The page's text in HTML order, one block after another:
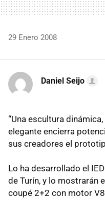
29 Enero 2008
Daniel Seijo
“Una escultura
elegante encierra
sus creadores el
Lo ha desarrollado el
de Turín, y lo mostrarán
coupé 2+2 con motor